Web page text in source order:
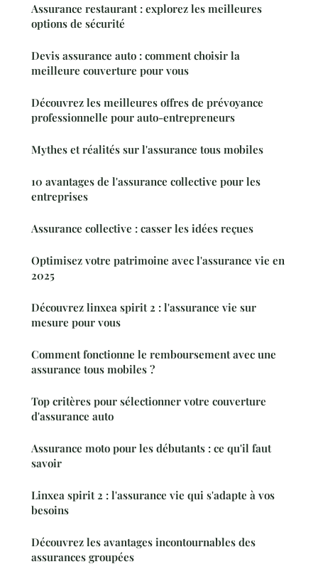
Assurance restaurant : explorez les meilleures
options de sécurité
Devis assurance auto : comment choisir la
meilleure couverture pour vous
Découvrez les meilleures offres de prévoyance
professionnelle pour auto-entrepreneurs
Mythes et réalités sur l'assurance tous mobiles
10 avantages de l'assurance collective pour les
entreprises
Assurance collective : casser les idées reçues
Optimisez votre patrimoine avec l'assurance vie en
2025
Découvrez linxea spirit 2 : l'assurance vie sur
mesure pour vous
Comment fonctionne le remboursement avec une
assurance tous mobiles ?
Top critères pour sélectionner votre couverture
d'assurance auto
Assurance moto pour les débutants : ce qu'il faut
savoir
Linxea spirit 2 : l'assurance vie qui s'adapte à vos
besoins
Découvrez les avantages incontournables des
assurances groupées